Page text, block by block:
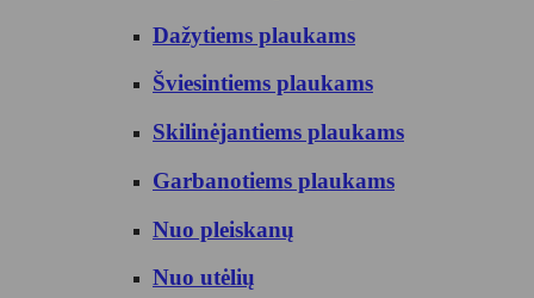
Dažytiems plaukams
Šviesintiems plaukams
Skilinėjantiems plaukams
Garbanotiems plaukams
Nuo pleiskanų
Nuo utėlių